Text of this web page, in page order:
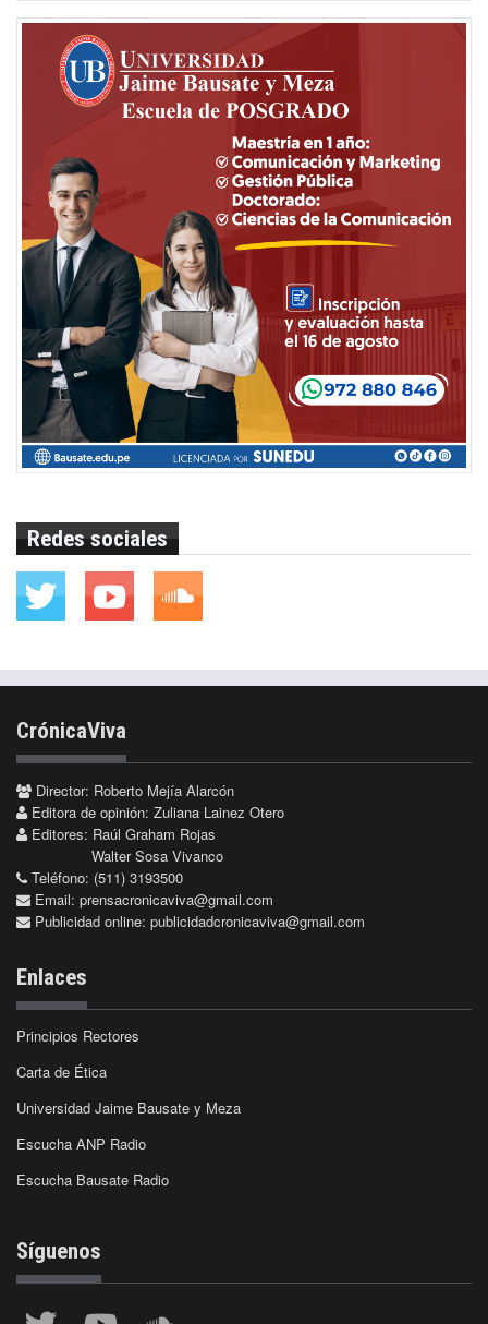
Redes sociales
CrónicaViva
Director: Roberto Mejía Alarcón
Editora de opinión: Zuliana Lainez Otero
Editores: Raúl Graham Rojas
Walter Sosa Vivanco
Teléfono: (511) 3193500
Email: prensacronicaviva@gmail.com
Publicidad online: publicidadcronicaviva@gmail.com
Enlaces
Principios Rectores
Carta de Ética
Universidad Jaime Bausate y Meza
Escucha ANP Radio
Escucha Bausate Radio
Síguenos